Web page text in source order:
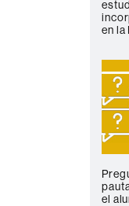
en la
el